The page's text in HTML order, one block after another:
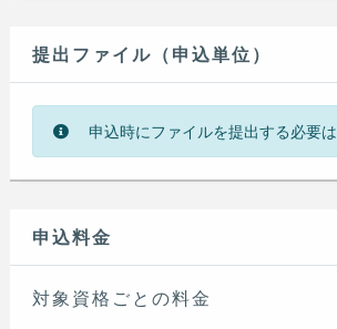
提出ファイル（申込単位）
申込時にファイルを提出する必要は
申込料金
対象資格ごとの料金